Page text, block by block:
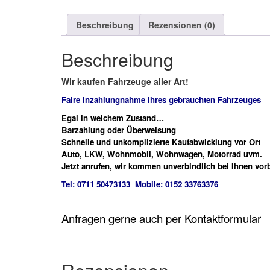
Beschreibung Rezensionen (0)
Beschreibung
Wir kaufen Fahrzeuge aller Art!
Faire Inzahlungnahme Ihres gebrauchten Fahrzeuges
Egal in welchem Zustand…
Barzahlung oder Überweisung
Schnelle und unkomplizierte Kaufabwicklung vor Ort
Auto, LKW, Wohnmobil, Wohnwagen, Motorrad uvm.
Jetzt anrufen, wir kommen unverbindlich bei Ihnen
Tel: 0711 50473133 Mobile: 0152 33763376
Anfragen gerne auch per Kontaktformular